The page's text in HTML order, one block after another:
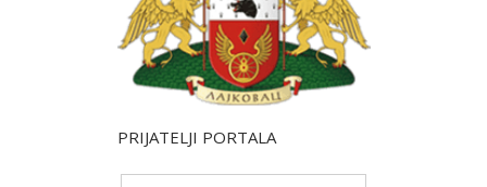
PRIJATELJI PORTALA